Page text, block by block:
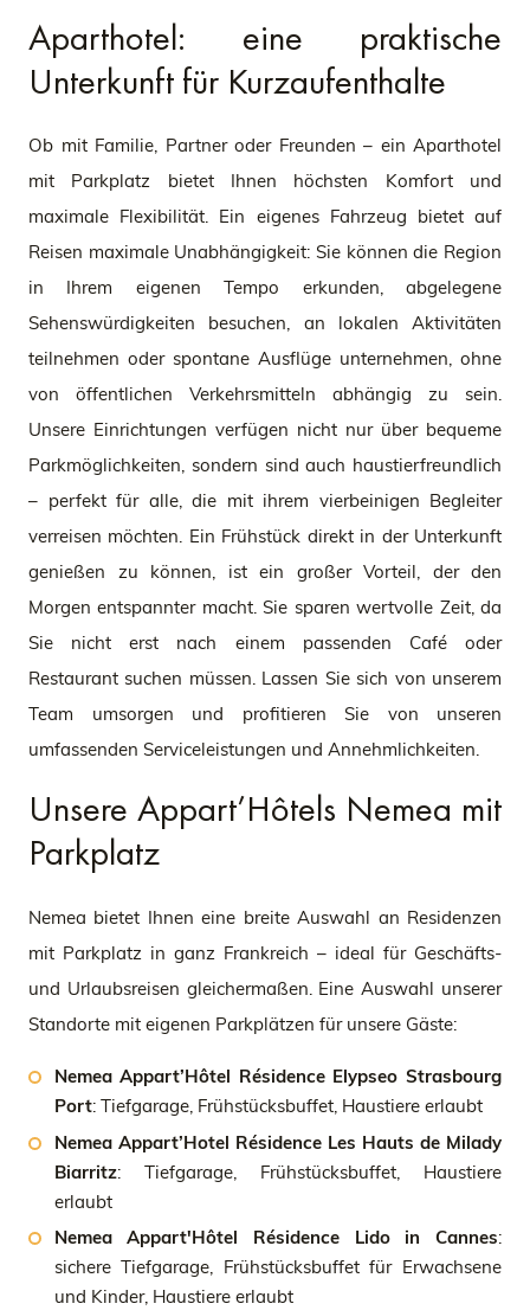
Aparthotel: eine praktische
Unterkunft für Kurzaufenthalte
Ob mit Familie, Partner oder Freunden – ein Aparthotel
mit Parkplatz bietet Ihnen höchsten Komfort und
maximale Flexibilität. Ein eigenes Fahrzeug bietet auf
Reisen maximale Unabhängigkeit: Sie können die Region
in Ihrem eigenen Tempo erkunden, abgelegene
Sehenswürdigkeiten besuchen, an lokalen Aktivitäten
teilnehmen oder spontane Ausflüge unternehmen, ohne
von öffentlichen Verkehrsmitteln abhängig zu sein.
Unsere Einrichtungen verfügen nicht nur über bequeme
Parkmöglichkeiten, sondern sind auch haustierfreundlich
– perfekt für alle, die mit ihrem vierbeinigen Begleiter
verreisen möchten. Ein Frühstück direkt in der Unterkunft
genießen zu können, ist ein großer Vorteil, der den
Morgen entspannter macht. Sie sparen wertvolle Zeit, da
Sie nicht erst nach einem passenden Café oder
Restaurant suchen müssen. Lassen Sie sich von unserem
Team umsorgen und profitieren Sie von unseren
umfassenden Serviceleistungen und Annehmlichkeiten.
Unsere Appart’Hôtels Nemea mit
Parkplatz
Nemea bietet Ihnen eine breite Auswahl an Residenzen
mit Parkplatz in ganz Frankreich – ideal für Geschäfts-
und Urlaubsreisen gleichermaßen. Eine Auswahl unserer
Standorte mit eigenen Parkplätzen für unsere Gäste:
Nemea Appart’Hôtel Résidence Elypseo Strasbourg
Port: Tiefgarage, Frühstücksbuffet, Haustiere erlaubt
Nemea Appart’Hotel Résidence Les Hauts de Milady
Biarritz: Tiefgarage, Frühstücksbuffet, Haustiere
erlaubt
Nemea Appart'Hôtel Résidence Lido in Cannes:
sichere Tiefgarage, Frühstücksbuffet für Erwachsene
und Kinder, Haustiere erlaubt